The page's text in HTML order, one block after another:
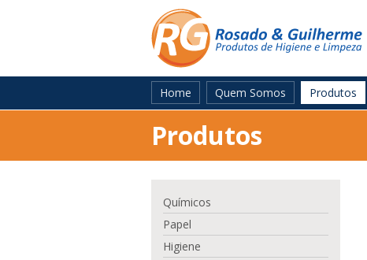
Home Quem Somos Produtos
Produtos
Químicos
Papel
Higiene